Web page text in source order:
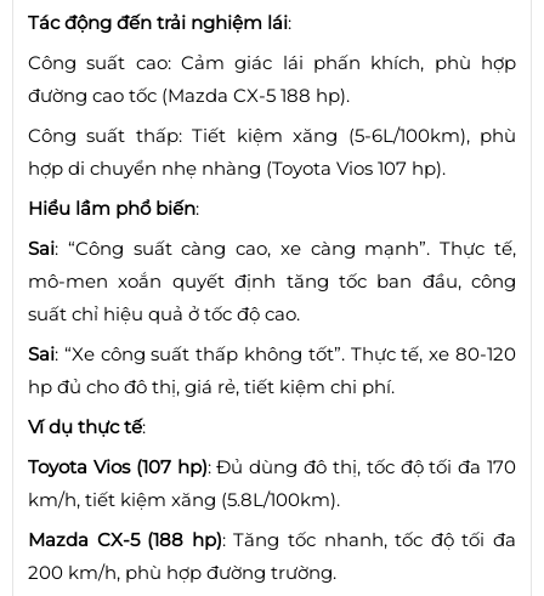
Tác động đến trải nghiệm lái:
Công suất cao: Cảm giác lái phấn khích, phù hợp
đường cao tốc (Mazda CX-5 188 hp).
Công suất thấp: Tiết kiệm xăng (5-6L/100km), phù
hợp di chuyển nhẹ nhàng (Toyota Vios 107 hp).
Hiểu lầm phổ biến:
Sai: “Công suất càng cao, xe càng mạnh”. Thực tế,
mô-men xoắn quyết định tăng tốc ban đầu, công
suất chỉ hiệu quả ở tốc độ cao.
Sai: “Xe công suất thấp không tốt”. Thực tế, xe 80-120
hp đủ cho đô thị, giá rẻ, tiết kiệm chi phí.
Ví dụ thực tế:
Toyota Vios (107 hp): Đủ dùng đô thị, tốc độ tối đa 170
km/h, tiết kiệm xăng (5.8L/100km).
Mazda CX-5 (188 hp): Tăng tốc nhanh, tốc độ tối đa
200 km/h, phù hợp đường trường.